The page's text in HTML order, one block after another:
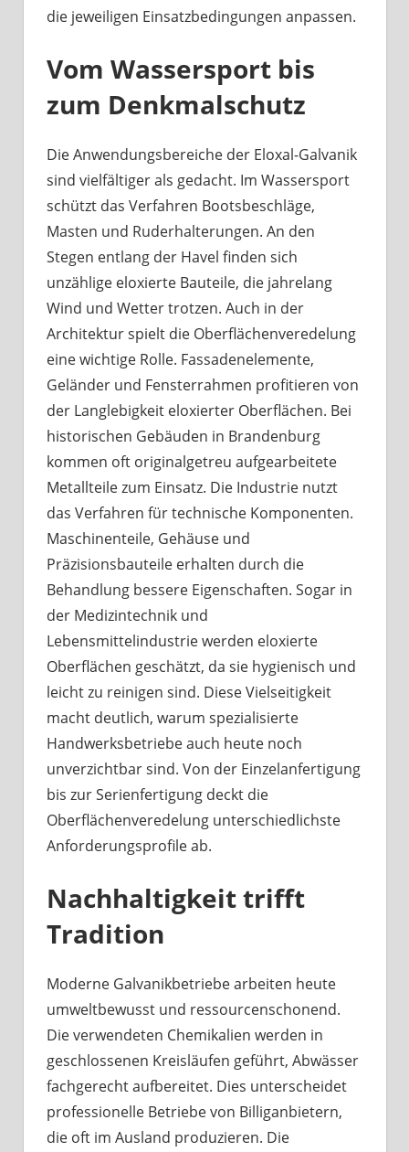
die jeweiligen Einsatzbedingungen anpassen.
Vom Wassersport bis
zum Denkmalschutz
Die Anwendungsbereiche der Eloxal-Galvanik
sind vielfältiger als gedacht. Im Wassersport
schützt das Verfahren Bootsbeschläge,
Masten und Ruderhalterungen. An den
Stegen entlang der Havel finden sich
unzählige eloxierte Bauteile, die jahrelang
Wind und Wetter trotzen. Auch in der
Architektur spielt die Oberflächenveredelung
eine wichtige Rolle. Fassadenelemente,
Geländer und Fensterrahmen profitieren von
der Langlebigkeit eloxierter Oberflächen. Bei
historischen Gebäuden in Brandenburg
kommen oft originalgetreu aufgearbeitete
Metallteile zum Einsatz. Die Industrie nutzt
das Verfahren für technische Komponenten.
Maschinenteile, Gehäuse und
Präzisionsbauteile erhalten durch die
Behandlung bessere Eigenschaften. Sogar in
der Medizintechnik und
Lebensmittelindustrie werden eloxierte
Oberflächen geschätzt, da sie hygienisch und
leicht zu reinigen sind. Diese Vielseitigkeit
macht deutlich, warum spezialisierte
Handwerksbetriebe auch heute noch
unverzichtbar sind. Von der Einzelanfertigung
bis zur Serienfertigung deckt die
Oberflächenveredelung unterschiedlichste
Anforderungsprofile ab.
Nachhaltigkeit trifft
Tradition
Moderne Galvanikbetriebe arbeiten heute
umweltbewusst und ressourcenschonend.
Die verwendeten Chemikalien werden in
geschlossenen Kreisläufen geführt, Abwässer
fachgerecht aufbereitet. Dies unterscheidet
professionelle Betriebe von Billiganbietern,
die oft im Ausland produzieren. Die